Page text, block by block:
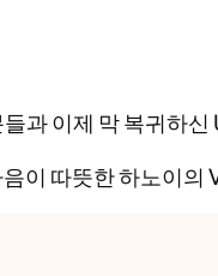
과 이제 막 복귀하
이 따뜻한 하노이의